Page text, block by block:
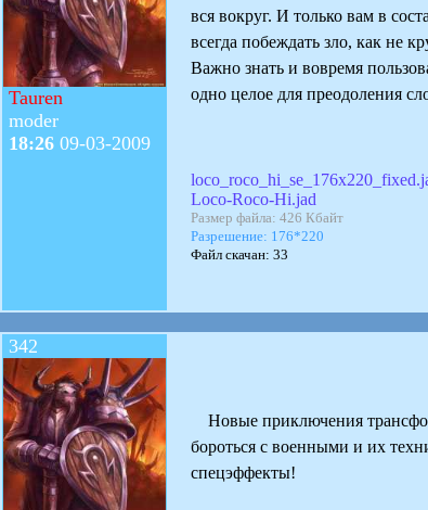
Tauren
moder
18:26 09-03-2009
вся вокруг. И только вам в
всегда побеждать зло, как не
Важно знать и вовремя
одно целое для преодоления
Loco-Roco-Hi.jad
Размер файла: 426 Кбайт
Разрешение: 176*220
Файл скачан: 33
342
Новые приключения
бороться с военными и их
спецэффекты!